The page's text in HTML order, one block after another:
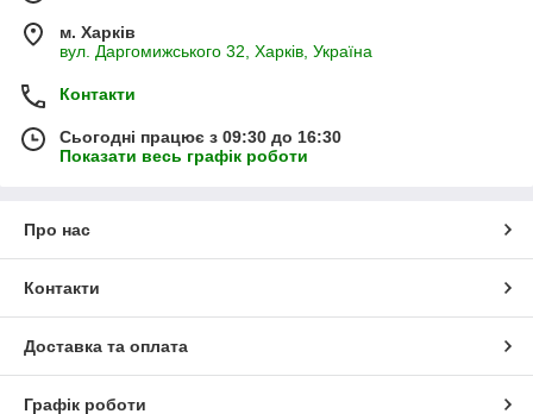
м. Харків
вул. Даргомижського 32, Харків, Україна
Контакти
Сьогодні працює з 09:30 до 16:30
Показати весь графік роботи
Про нас
Контакти
Доставка та оплата
Графік роботи